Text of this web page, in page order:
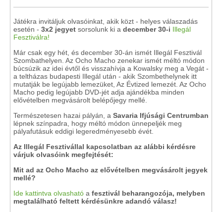
Játékra invitáljuk olvasóinkat, akik közt - helyes válaszadás
esetén - 3x2 jegyet sorsolunk ki a december 30-i Illegál
Fesztiválra!
Már csak egy hét, és december 30-án ismét Illegál Fesztivál
Szombathelyen. Az Ocho Macho zenekar ismét méltó módon
búcsúzik az idei évtől és visszahívja a Kowalsky meg a Vegát -
a teltházas budapesti Illegál után - akik Szombethelynek itt
mutatják be legújabb lemezüket, Az Évtized lemezét. Az Ocho
Macho pedig legújabb DVD-jét adja ajándékba minden
elővételben megvásárolt belépőjegy mellé.
Természetesen hazai pályán, a Savaria Ifjúsági Centrumban
lépnek színpadra, hogy méltó módon ünnepeljék meg
pályafutásuk eddigi legeredményesebb évét.
Az Illegál Fesztivállal kapcsolatban az alábbi kérdésre
várjuk olvasóink megfejtését:
Mit ad az Ocho Macho az elővételben megvásárolt jegyek
mellé?
Ide kattintva olvasható a fesztivál beharangozója, melyben
megtalálható feltett kérdésünkre adandó válasz!